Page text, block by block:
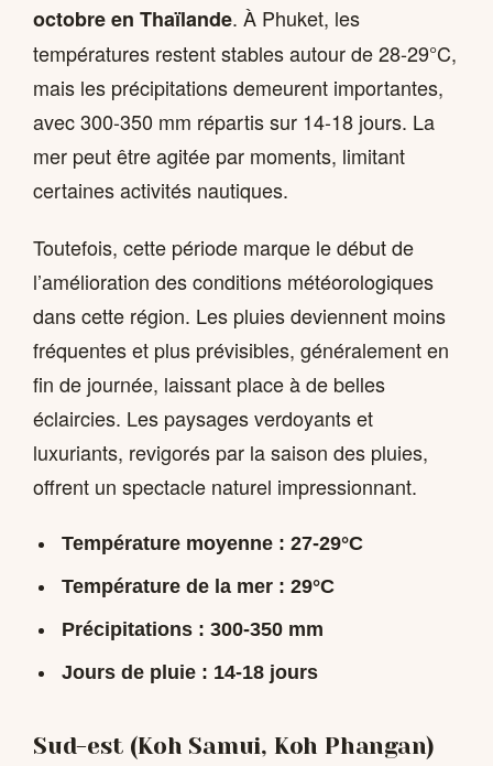
octobre en Thaïlande. À Phuket, les
températures restent stables autour de 28-29°C,
mais les précipitations demeurent importantes,
avec 300-350 mm répartis sur 14-18 jours. La
mer peut être agitée par moments, limitant
certaines activités nautiques.
Toutefois, cette période marque le début de
l’amélioration des conditions météorologiques
dans cette région. Les pluies deviennent moins
fréquentes et plus prévisibles, généralement en
fin de journée, laissant place à de belles
éclaircies. Les paysages verdoyants et
luxuriants, revigorés par la saison des pluies,
offrent un spectacle naturel impressionnant.
Température moyenne : 27-29°C
Température de la mer : 29°C
Précipitations : 300-350 mm
Jours de pluie : 14-18 jours
Sud-est (Koh Samui, Koh Phangan)